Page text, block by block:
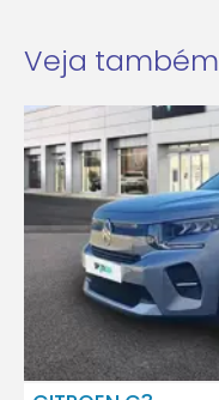
Veja também